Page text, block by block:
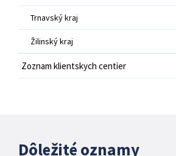
Trnavský kraj
Žilinský kraj
Zoznam klientskych centier
Dôležité oznamy